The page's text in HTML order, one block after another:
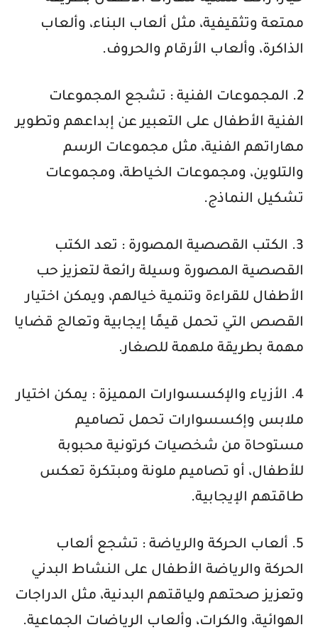
ممتعة وتثقيفية، مثل ألعاب البناء، وألعاب
الذاكرة، وألعاب الأرقام والحروف.
2. المجموعات الفنية : تشجع المجموعات
الفنية الأطفال على التعبير عن إبداعهم وتطوير
مهاراتهم الفنية، مثل مجموعات الرسم
والتلوين، ومجموعات الخياطة، ومجموعات
تشكيل النماذج.
3. الكتب القصصية المصورة : تعد الكتب
القصصية المصورة وسيلة رائعة لتعزيز حب
الأطفال للقراءة وتنمية خيالهم، ويمكن اختيار
القصص التي تحمل قيمًا إيجابية وتعالج قضايا
مهمة بطريقة ملهمة للصغار.
4. الأزياء والإكسسوارات المميزة : يمكن اختيار
ملابس وإكسسوارات تحمل تصاميم
مستوحاة من شخصيات كرتونية محبوبة
للأطفال، أو تصاميم ملونة ومبتكرة تعكس
طاقتهم الإيجابية.
5. ألعاب الحركة والرياضة : تشجع ألعاب
الحركة والرياضة الأطفال على النشاط البدني
وتعزيز صحتهم ولياقتهم البدنية، مثل الدراجات
الهوائية، والكرات، وألعاب الرياضات الجماعية.